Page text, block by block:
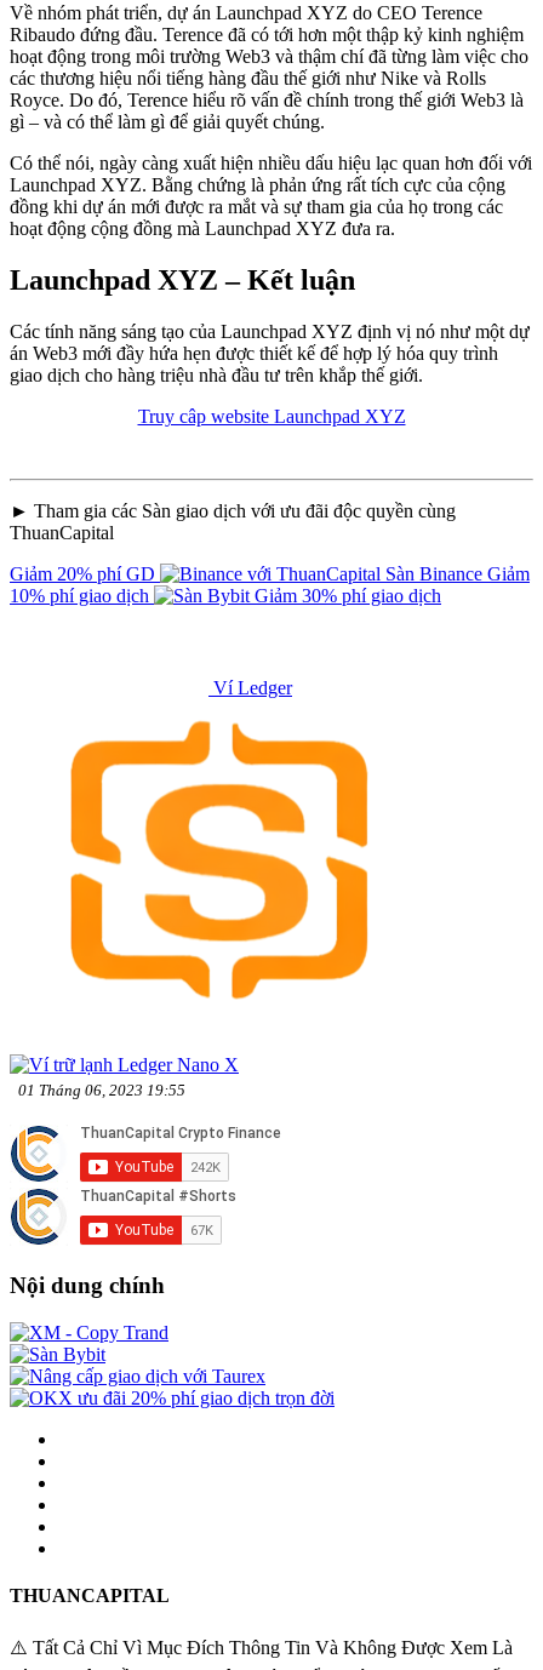
Về nhóm phát triển, dự án Launchpad XYZ do CEO Terence
Ribaudo đứng đầu. Terence đã có tới hơn một thập kỷ kinh nghiệm
hoạt động trong môi trường Web3 và thậm chí đã từng làm việc cho
các thương hiệu nổi tiếng hàng đầu thế giới như Nike và Rolls
Royce. Do đó, Terence hiểu rõ vấn đề chính trong thế giới Web3 là
gì – và có thể làm gì để giải quyết chúng.
Có thể nói, ngày càng xuất hiện nhiều dấu hiệu lạc quan hơn đối với
Launchpad XYZ. Bằng chứng là phản ứng rất tích cực của cộng
đồng khi dự án mới được ra mắt và sự tham gia của họ trong các
hoạt động cộng đồng mà Launchpad XYZ đưa ra.
Launchpad XYZ – Kết luận
Các tính năng sáng tạo của Launchpad XYZ định vị nó như một dự
án Web3 mới đầy hứa hẹn được thiết kế để hợp lý hóa quy trình
giao dịch cho hàng triệu nhà đầu tư trên khắp thế giới.
Truy câp website Launchpad XYZ
► Tham gia các Sàn giao dịch với ưu đãi độc quyền cùng
ThuanCapital
Giảm 20% phí GD
Sàn Binance Giảm
10% phí giao dịch
Giảm 30% phí giao dịch
Ví Ledger
01 Tháng 06, 2023 19:55
Nội dung chính
THUANCAPITAL
⚠️ Tất Cả Chỉ Vì Mục Đích Thông Tin Và Không Được Xem Là